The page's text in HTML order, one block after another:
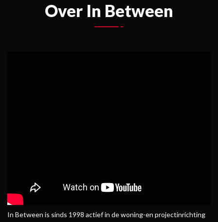
Over In Between
In Between is sinds 1998 actief in de woning-en projectinrichting